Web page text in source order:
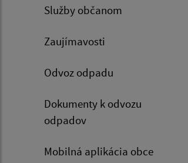
Služby občanom
Zaujímavosti
Odvoz odpadu
Dokumenty k odvozu
odpadov
Mobilná aplikácia obce